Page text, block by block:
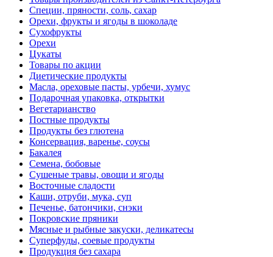
Специи, пряности, соль, сахар
Орехи, фрукты и ягоды в шоколаде
Сухофрукты
Орехи
Цукаты
Товары по акции
Диетические продукты
Масла, ореховые пасты, урбечи, хумус
Подарочная упаковка, открытки
Вегетарианство
Постные продукты
Продукты без глютена
Консервация, варенье, соусы
Бакалея
Семена, бобовые
Сушеные травы, овощи и ягоды
Восточные сладости
Каши, отруби, мука, суп
Печенье, батончики, снэки
Покровские пряники
Мясные и рыбные закуски, деликатесы
Суперфуды, соевые продукты
Продукция без сахара